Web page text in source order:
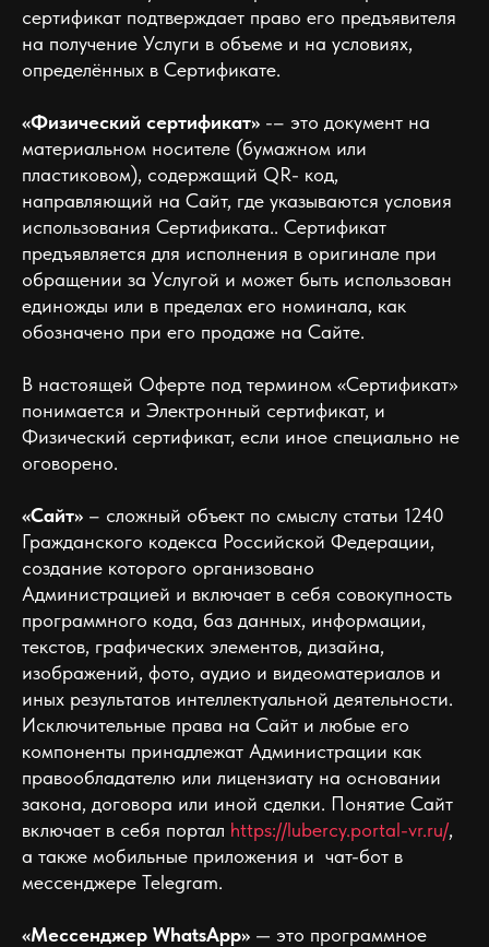
сертификат подтверждает право его предъявителя
на получение Услуги в объеме и на условиях,
определённых в Сертификате.
«Физический сертификат» -– это документ на
материальном носителе (бумажном или
пластиковом), содержащий QR- код,
направляющий на Сайт, где указываются условия
использования Сертификата.. Сертификат
предъявляется для исполнения в оригинале при
обращении за Услугой и может быть использован
единожды или в пределах его номинала, как
обозначено при его продаже на Сайте.
В настоящей Оферте под термином «Сертификат»
понимается и Электронный сертификат, и
Физический сертификат, если иное специально не
оговорено.
«Сайт» – сложный объект по смыслу статьи 1240
Гражданского кодекса Российской Федерации,
создание которого организовано
Администрацией и включает в себя совокупность
программного кода, баз данных, информации,
текстов, графических элементов, дизайна,
изображений, фото, аудио и видеоматериалов и
иных результатов интеллектуальной деятельности.
Исключительные права на Сайт и любые его
компоненты принадлежат Администрации как
правообладателю или лицензиату на основании
закона, договора или иной сделки. Понятие Сайт
включает в себя портал https://lubercy.portal-vr.ru/,
а также мобильные приложения и чат-бот в
мессенджере Telegram.
«Мессенджер WhatsApp» — это программное